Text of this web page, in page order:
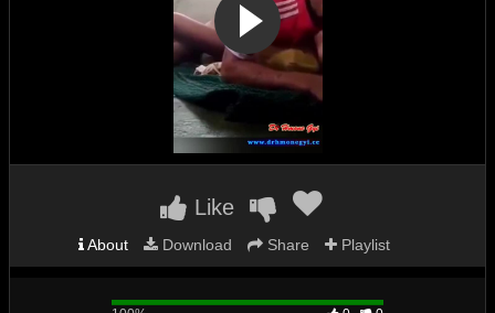
Like
About Download Share Playlist
100%